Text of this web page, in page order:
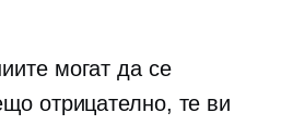
могат да се
отрицателно, те ви